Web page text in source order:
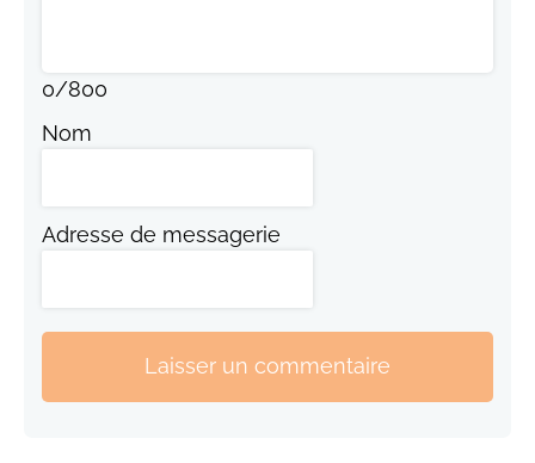
0/800
Nom
Adresse de messagerie
Laisser un commentaire